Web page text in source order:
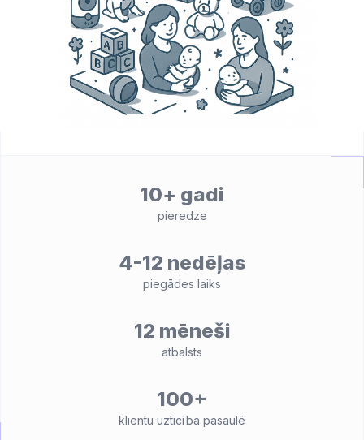
10+ gadi
pieredze
4-12 nedēļas
piegādes laiks
12 mēneši
atbalsts
100+
klientu uzticība pasaulē